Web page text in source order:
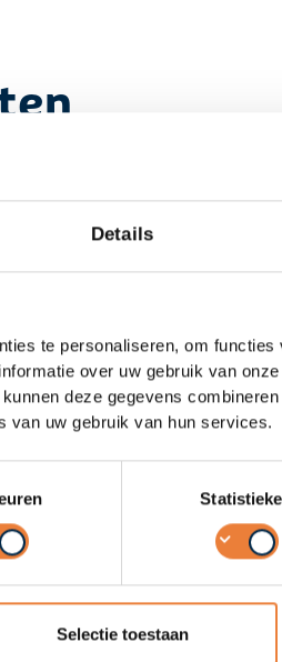
Details
te personaliseren, om
over uw gebruik van
deze gegevens
van uw gebruik van hun services.
Selectie toestaan